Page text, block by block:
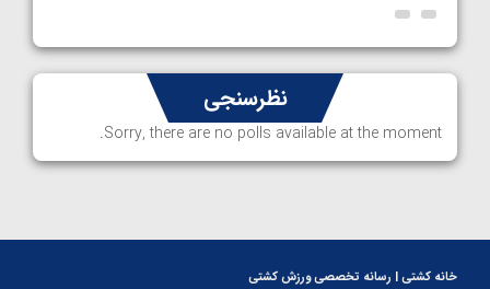
نظرسنجی
Sorry, there are no polls available at the moment.
خانه کشتی | رسانه تخصصی ورزش کشتی